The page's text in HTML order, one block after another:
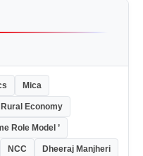
Mica
Rural Economy
Role Model ’
NCC Dheeraj Manjheri